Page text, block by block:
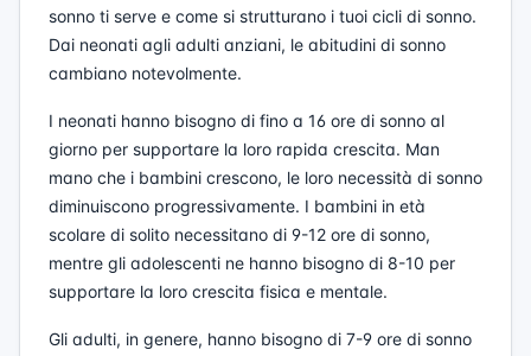
sonno ti serve e come si strutturano i tuoi cicli di sonno.
Dai neonati agli adulti anziani, le abitudini di sonno
cambiano notevolmente.
I neonati hanno bisogno di fino a 16 ore di sonno al
giorno per supportare la loro rapida crescita. Man
mano che i bambini crescono, le loro necessità di sonno
diminuiscono progressivamente. I bambini in età
scolare di solito necessitano di 9-12 ore di sonno,
mentre gli adolescenti ne hanno bisogno di 8-10 per
supportare la loro crescita fisica e mentale.
Gli adulti, in genere, hanno bisogno di 7-9 ore di sonno